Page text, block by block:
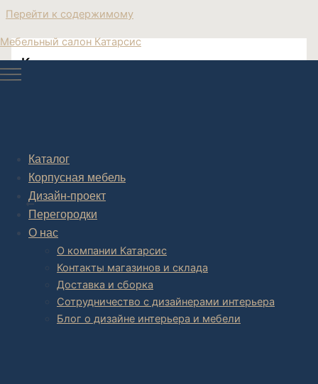
Перейти к содержимому
Мебельный салон Катарсис
Каталог
Корпусная мебель
Дизайн-проект
Перегородки
О нас
О компании Катарсис
Контакты магазинов и склада
Доставка и сборка
Сотрудничество с дизайнерами интерьера
Блог о дизайне интерьера и мебели
Купить диван в современном стиле
Post navigation
НАЗАД